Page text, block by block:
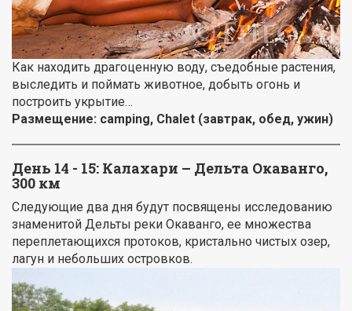
Как находить драгоценную воду, съедобные растения,
выследить и поймать животное, добыть огонь и
построить укрытие…
Размещение: camping, Chalet (завтрак, обед, ужин)
День 14 - 15: Калахари – Дельта Окаванго,
300 км
Следующие два дня будут посвящены исследованию
знаменитой Дельты реки Окаванго, ее множества
переплетающихся протоков, кристально чистых озер,
лагун и небольших островков.